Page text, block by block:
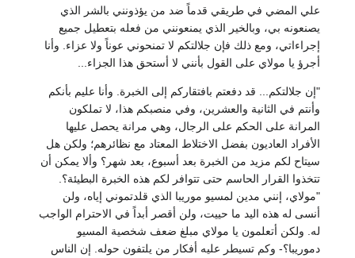
علي المضي في طريقي قدماً ضد من يؤذونني بالشر الذي
يصنعونه بي، وبالخير الذي يمنعونني من فعله بتعطيل جميع
إجراءاتي، ومع ذلك فإن جلالتكم لا تمنحوني عوناً ولا عزاء. وأنا
أجرؤ يا مولاي على القول بأنني لا أستحق هذا الجزاء...
"إن جلالتكم... قد دفعتم بافتقاركم إلى الخبرة. وأنا عليم بأنكم
وأنتم في الثانية والعشرين، وفي منصبكم هذا، لا تملكون
المرانة على الحكم على الرجال، وهي مرانة يحصل عليها
الأفراد العاديون بفضل الاختلاط المعتاد مع نظائرهم؛ ولكن هل
سيتاح لكم مزيد من الخبرة بعد أسبوع، بعد شهر؟ وألا يمكن أن
تتخذوا القرار الحاسم حتى تتوافر لكم هذه الخبرة البطيئة؟.
"مولاي، إنني مدين لمسيو موريبا الذي قلدتموني إياه، ولن
أنسى له هذه اليد ما حييت، ولن أقصر أبداً في الاحترام الواجب
له. ولكن أتعلمون يا مولاي مبلغ ضعف شخصية المسيو
دموريبا؟- وكم تسيطر عليه أفكار من يلتفون حوله. إن الناس